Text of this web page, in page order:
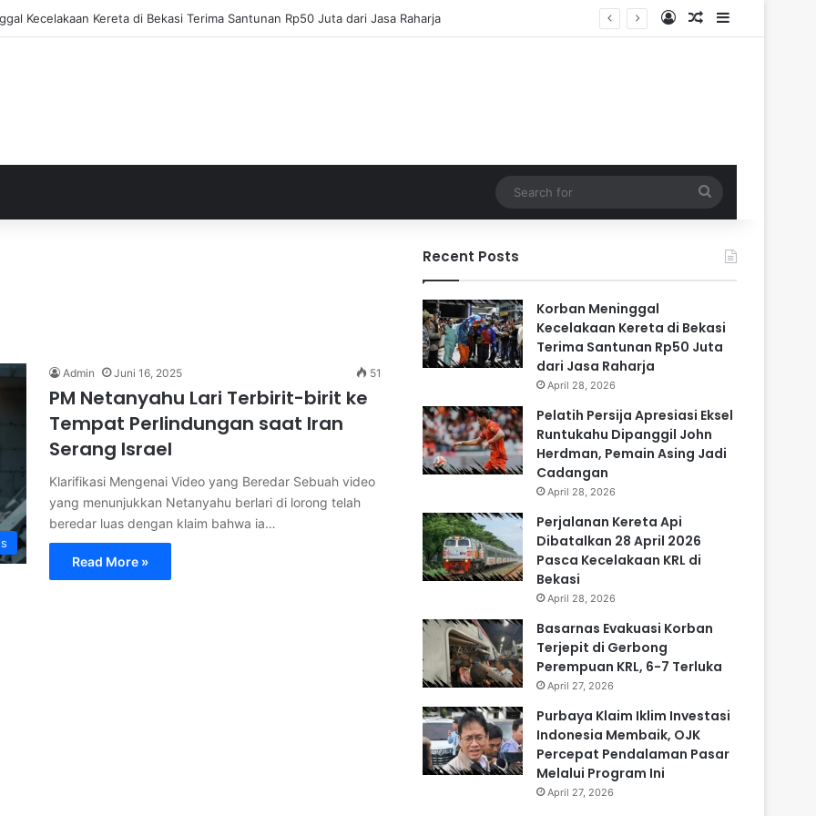
Eksel Runtukahu Dipanggil John Herdman, Pemain Asing Jadi Cadangan Log InRandom Article
Sidebar
for
Admin Juni 16, 2025 51
PM Netanyahu Lari Terbirit-birit ke
Tempat Perlindungan saat Iran
Serang Israel
Klarifikasi Mengenai Video yang Beredar Sebuah video
yang menunjukkan Netanyahu berlari di lorong telah
beredar luas dengan klaim bahwa ia…
Read More »
Recent Posts
Korban Meninggal
Kecelakaan Kereta di Bekasi
Terima Santunan Rp50 Juta
dari Jasa Raharja
April 28, 2026
Pelatih Persija Apresiasi Eksel
Runtukahu Dipanggil John
Herdman, Pemain Asing Jadi
Cadangan
April 28, 2026
Perjalanan Kereta Api
Dibatalkan 28 April 2026
Pasca Kecelakaan KRL di
Bekasi
April 28, 2026
Basarnas Evakuasi Korban
Terjepit di Gerbong
Perempuan KRL, 6-7 Terluka
April 27, 2026
Purbaya Klaim Iklim Investasi
Indonesia Membaik, OJK
Percepat Pendalaman Pasar
Melalui Program Ini
April 27, 2026